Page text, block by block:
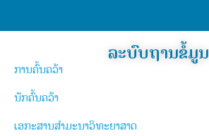
ລະບົບຖານຂໍ້ມູນ
ການຄົ້ນຄວ້າ
ນັກຄົ້ນຄວ້າ
ເອກະສານສຳມະນາວິທະຍາສາດ